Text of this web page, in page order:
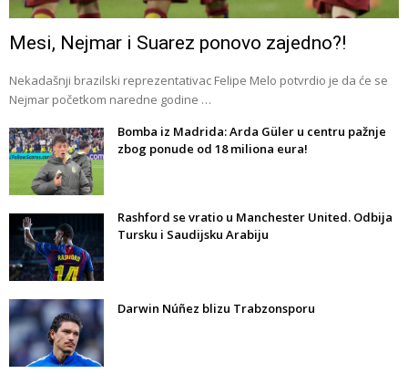
Mesi, Nejmar i Suarez ponovo zajedno?!
Nekadašnji brazilski reprezentativac Felipe Melo potvrdio je da će se
Nejmar početkom naredne godine …
Bomba iz Madrida: Arda Güler u centru pažnje
zbog ponude od 18 miliona eura!
Rashford se vratio u Manchester United. Odbija
Tursku i Saudijsku Arabiju
Darwin Núñez blizu Trabzonsporu